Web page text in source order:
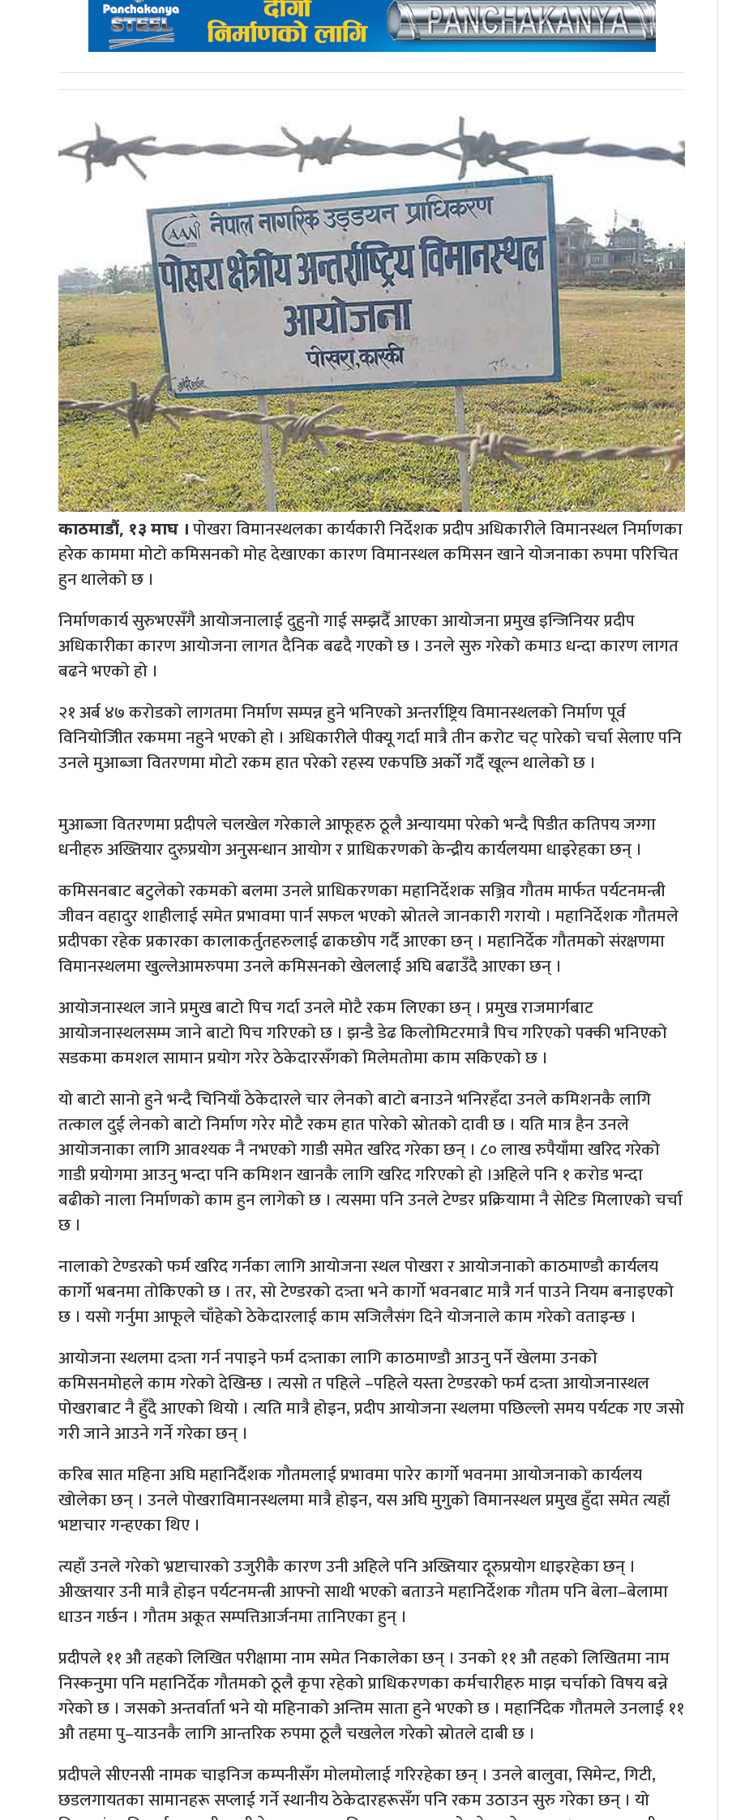
काठमाडौं, १३ माघ । पोखरा विमानस्थलका कार्यकारी निर्देशक प्रदीप अधिकारीले विमानस्थल निर्माणका
हरेक काममा मोटो कमिसनको मोह देखाएका कारण विमानस्थल कमिसन खाने योजनाका रुपमा परिचित
हुन थालेको छ ।
निर्माणकार्य सुरुभएसँगै आयोजनालाई दुहुनो गाई सम्झदैँ आएका आयोजना प्रमुख इन्जिनियर प्रदीप
अधिकारीका कारण आयोजना लागत दैनिक बढदै गएको छ । उनले सुरु गरेको कमाउ धन्दा कारण लागत
बढने भएको हो ।
२१ अर्ब ४७ करोडको लागतमा निर्माण सम्पन्न हुने भनिएको अन्तर्राष्ट्रिय विमानस्थलको निर्माण पूर्व
विनियोजिीत रकममा नहुने भएको हो । अधिकारीले पीक्यू गर्दा मात्रै तीन करोट चट् पारेको चर्चा सेलाए पनि
उनले मुआब्जा वितरणमा मोटो रकम हात परेको रहस्य एकपछि अर्को गर्दै खूल्न थालेको छ ।
मुआब्जा वितरणमा प्रदीपले चलखेल गरेकाले आफूहरु ठूलै अन्यायमा परेको भन्दै पिडीत कतिपय जग्गा
धनीहरु अख्तियार दुरुप्रयोग अनुसन्धान आयोग र प्राधिकरणको केन्द्रीय कार्यलयमा धाइरेहका छन् ।
कमिसनबाट बटुलेको रकमको बलमा उनले प्राधिकरणका महानिर्देशक सञ्जिव गौतम मार्फत पर्यटनमन्त्री
जीवन वहादुर शाहीलाई समेत प्रभावमा पार्न सफल भएको स्रोतले जानकारी गरायो । महानिर्देशक गौतमले
प्रदीपका रहेक प्रकारका कालाकर्तुतहरुलाई ढाकछोप गर्दै आएका छन् । महानिर्देक गौतमको संरक्षणमा
विमानस्थलमा खुल्लेआमरुपमा उनले कमिसनको खेललाई अघि बढाउँदै आएका छन् ।
आयोजनास्थल जाने प्रमुख बाटो पिच गर्दा उनले मोटै रकम लिएका छन् । प्रमुख राजमार्गबाट
आयोजनास्थलसम्म जाने बाटो पिच गरिएको छ । झन्डै डेढ किलोमिटरमात्रै पिच गरिएको पक्की भनिएको
सडकमा कमशल सामान प्रयोग गरेर ठेकेदारसँगको मिलेमतोमा काम सकिएको छ ।
यो बाटो सानो हुने भन्दै चिनियाँ ठेकेदारले चार लेनको बाटो बनाउने भनिरहँदा उनले कमिशनकै लागि
तत्काल दुई लेनको बाटो निर्माण गरेर मोटै रकम हात पारेको स्रोतको दावी छ । यति मात्र हैन उनले
आयोजनाका लागि आवश्यक नै नभएको गाडी समेत खरिद गरेका छन् । ८० लाख रुपैयाँमा खरिद गरेको
गाडी प्रयोगमा आउनु भन्दा पनि कमिशन खानकै लागि खरिद गरिएको हो ।अहिले पनि १ करोड भन्दा
बढीको नाला निर्माणको काम हुन लागेको छ । त्यसमा पनि उनले टेण्डर प्रक्रियामा नै सेटिङ मिलाएको चर्चा
छ ।
नालाको टेण्डरको फर्म खरिद गर्नका लागि आयोजना स्थल पोखरा र आयोजनाको काठमाण्डौ कार्यलय
कार्गो भबनमा तोकिएको छ । तर, सो टेण्डरको दत्र्ता भने कार्गो भवनबाट मात्रै गर्न पाउने नियम बनाइएको
छ । यसो गर्नुमा आफूले चाँहेको ठेकेदारलाई काम सजिलैसंग दिने योजनाले काम गरेको वताइन्छ ।
आयोजना स्थलमा दत्र्ता गर्न नपाइने फर्म दत्र्ताका लागि काठमाण्डौ आउनु पर्ने खेलमा उनको
कमिसनमोहले काम गरेको देखिन्छ । त्यसो त पहिले –पहिले यस्ता टेण्डरको फर्म दत्र्ता आयोजनास्थल
पोखराबाट नै हुँदै आएको थियो । त्यति मात्रै होइन, प्रदीप आयोजना स्थलमा पछिल्लो समय पर्यटक गए जसो
गरी जाने आउने गर्ने गरेका छन् ।
करिब सात महिना अघि महानिर्दैशक गौतमलाई प्रभावमा पारेर कार्गो भवनमा आयोजनाको कार्यलय
खोलेका छन् । उनले पोखराविमानस्थलमा मात्रै होइन, यस अघि मुगुको विमानस्थल प्रमुख हुँदा समेत त्यहाँ
भष्टाचार गन्हएका थिए ।
त्यहाँ उनले गरेको भ्रष्टाचारको उजुरीकै कारण उनी अहिले पनि अख्तियार दूरुप्रयोग धाइरहेका छन् ।
अीख्तयार उनी मात्रै होइन पर्यटनमन्त्री आफ्नो साथी भएको बताउने महानिर्देशक गौतम पनि बेला–बेलामा
धाउन गर्छन । गौतम अकूत सम्पत्तिआर्जनमा तानिएका हुन् ।
प्रदीपले ११ औ तहको लिखित परीक्षामा नाम समेत निकालेका छन् । उनको ११ औ तहको लिखितमा नाम
निस्कनुमा पनि महानिर्देक गौतमको ठूलै कृपा रहेको प्राधिकरणका कर्मचारीहरु माझ चर्चाको विषय बन्ने
गरेको छ । जसको अन्तर्वार्ता भने यो महिनाको अन्तिम साता हुने भएको छ । महार्निदेक गौतमले उनलाई ११
औ तहमा पु–याउनकै लागि आन्तरिक रुपमा ठूलै चखलेल गरेको स्रोतले दाबी छ ।
प्रदीपले सीएनसी नामक चाइनिज कम्पनीसँग मोलमोलाई गरिरहेका छन् । उनले बालुवा, सिमेन्ट, गिटी,
छडलगायतका सामानहरू सप्लाई गर्ने स्थानीय ठेकेदारहरूसँग पनि रकम उठाउन सुरु गरेका छन् । यो